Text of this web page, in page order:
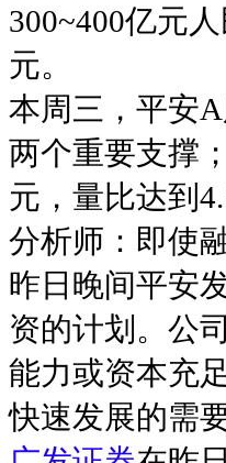
300~400亿元
元。
本周三，平安
两个重要支撑
元，量比达到
分析师：即使
昨日晚间平安
资的计划。公
能力或资本充
快速发展的需